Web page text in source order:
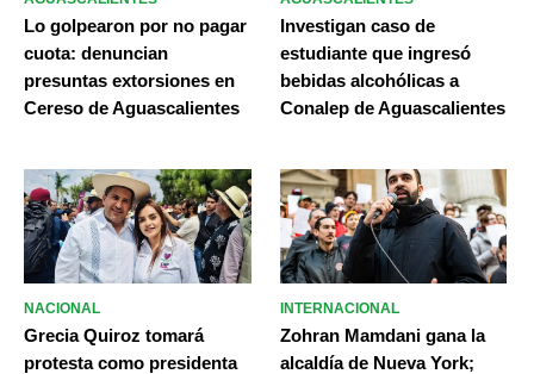
Lo golpearon por no pagar
cuota: denuncian
presuntas extorsiones en
Cereso de Aguascalientes
Investigan caso de
estudiante que ingresó
bebidas alcohólicas a
Conalep de Aguascalientes
NACIONAL
Grecia Quiroz tomará
protesta como presidenta
INTERNACIONAL
Zohran Mamdani gana la
alcaldía de Nueva York;